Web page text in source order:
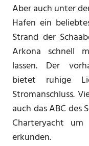
Aber auch unter
Hafen ein
Strand der
Arkona schnell
lassen. Der
bietet ruhige
Stromanschluss.
auch das ABC des
Charteryacht um
erkunden.